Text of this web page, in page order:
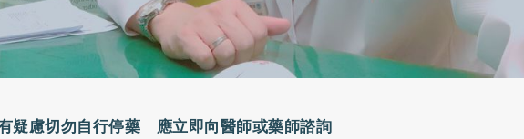
疑慮切勿自行停藥 應立即向醫師或藥師諮詢